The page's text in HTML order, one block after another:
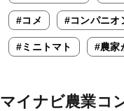
#コメ #コンパニオ
#ミニトマト #農家
マイナビ農業コ